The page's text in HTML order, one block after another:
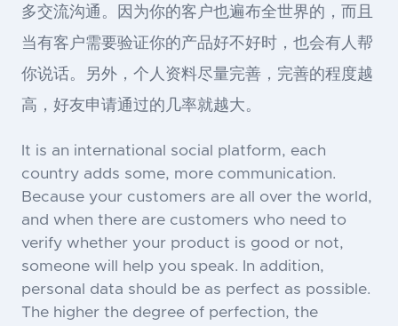
多交流沟通。因为你的客户也遍布全世界的，而且
当有客户需要验证你的产品好不好时，也会有人帮
你说话。另外，个人资料尽量完善，完善的程度越
高，好友申请通过的几率就越大。
It is an international social platform, each
country adds some, more communication.
Because your customers are all over the world,
and when there are customers who need to
verify whether your product is good or not,
someone will help you speak. In addition,
personal data should be as perfect as possible.
The higher the degree of perfection, the